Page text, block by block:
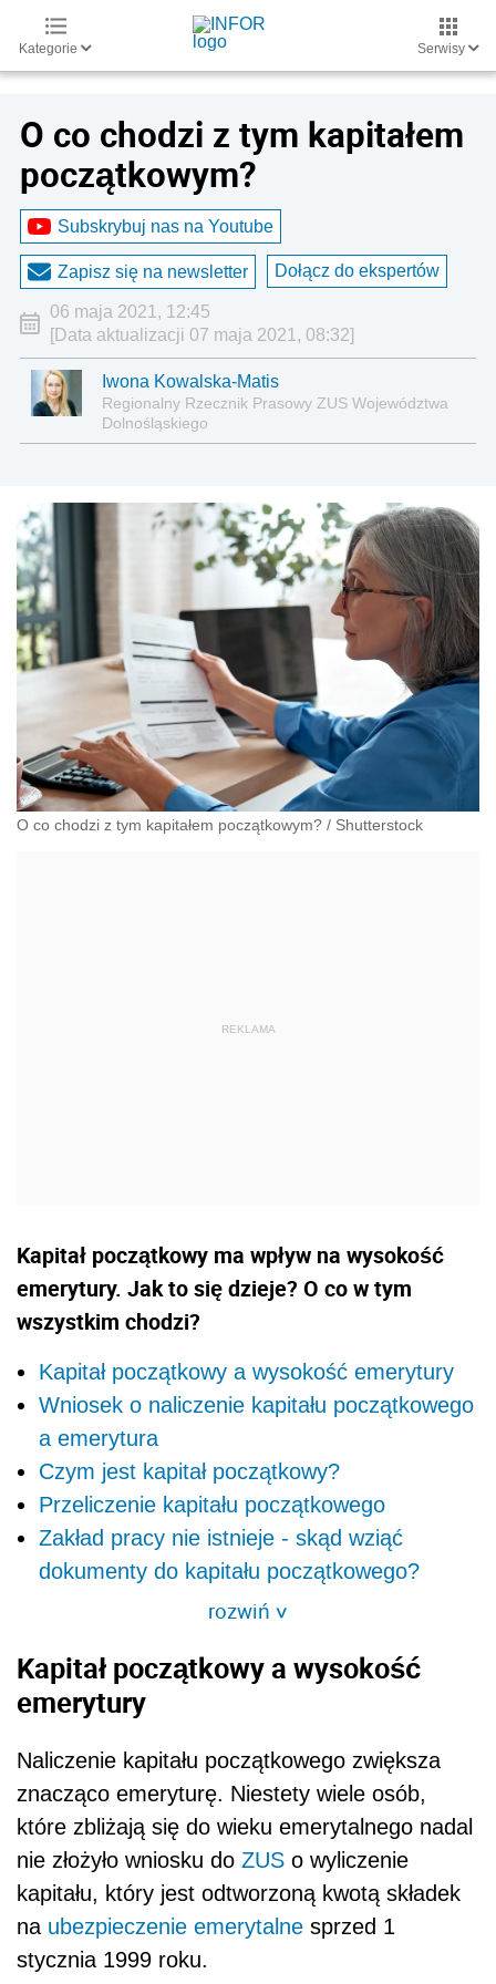
Kategorie Serwisy
O co chodzi z tym kapitałem
początkowym?
Subskrybuj nas na Youtube
Zapisz się na newsletter Dołącz do ekspertów
06 maja 2021, 12:45
[Data aktualizacji 07 maja 2021, 08:32]
Iwona Kowalska-Matis
Regionalny Rzecznik Prasowy ZUS Województwa
Dolnośląskiego
O co chodzi z tym kapitałem początkowym? / Shutterstock
Kapitał początkowy ma wpływ na wysokość
emerytury. Jak to się dzieje? O co w tym
wszystkim chodzi?
Kapitał początkowy a wysokość emerytury
Wniosek o naliczenie kapitału początkowego
a emerytura
Czym jest kapitał początkowy?
Przeliczenie kapitału początkowego
Zakład pracy nie istnieje - skąd wziąć
dokumenty do kapitału początkowego?
rozwiń>
Kapitał początkowy a wysokość
emerytury
Naliczenie kapitału początkowego zwiększa
znacząco emeryturę. Niestety wiele osób,
które zbliżają się do wieku emerytalnego nadal
nie złożyło wniosku do ZUS o wyliczenie
kapitału, który jest odtworzoną kwotą składek
na ubezpieczenie emerytalne sprzed 1
stycznia 1999 roku.